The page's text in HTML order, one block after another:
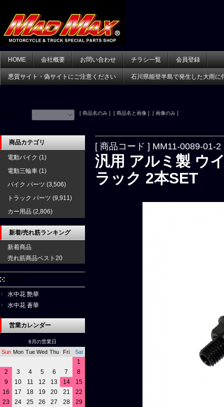
HOME 会社概要 お問い合わせ チラシ一覧 会員登録
悪質サイト・偽サイトにご注意ください 石川県能登半島で発生した大雨に
[ 商品名のみ ] [ 商品名と画像 ] [ 画像のみ ]
[ 商品コード ] MM11-0089-01-2
汎用 アルミ製 ウ
ラック 2本SET
商品カテゴリ
電動バイク (1)
電動三輪車 (1)
バイク パーツ (3,506)
トラック パーツ (9,911)
カー用品 (2,806)
新着/売れ筋ランキング
新着商品
売れ筋商品ベスト20
水中花 艶華
水中花 蒼華
営業カレンダー
8月の営業日
Sun Mon Tue Wed Thu Fri Sat
1
2
3 4 5 6 7
8
9
10 11 12 13 14
15
16
17 18 19 20 21
22
23
24 25 26 27 28
29